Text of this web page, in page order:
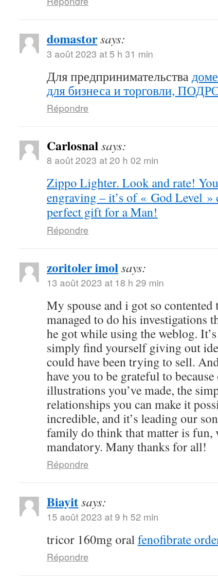
domastorsays:
3 août 2023 at 5 h 31 min
Для предпринимательства
для бизнеса и торговли,
Répondre
Carlosnalsays:
8 août 2023 at 20 h 02 min
Zippo Lighter. Look and rate!
engraving – it’s of « God Level
perfect gift for a Man!
Répondre
zoritoler imolsays:
13 août 2023 at 18 h 29 min
My spouse and i got so contented
managed to do his investigations
he got while using the weblog.
simply find yourself giving out
could have been trying to sell.
have you to be grateful to
illustrations you’ve made, the
relationships you can make it
incredible, and it’s leading our
family do think that matter is
mandatory. Many thanks for all!
Répondre
Biayitsays:
15 août 2023 at 9 h 52 min
tricor 160mg oralfenofibrate
Répondre